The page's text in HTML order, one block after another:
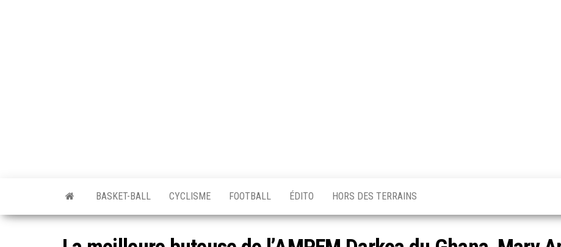
BASKET-BALL CYCLISME FOOTBALL ÉDITO HORS DES TERRAINS